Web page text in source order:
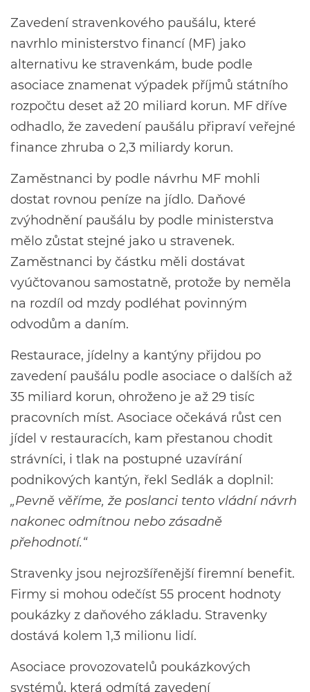
Zavedení stravenkového paušálu, které
navrhlo ministerstvo financí (MF) jako
alternativu ke stravenkám, bude podle
asociace znamenat výpadek příjmů státního
rozpočtu deset až 20 miliard korun. MF dříve
odhadlo, že zavedení paušálu připraví veřejné
finance zhruba o 2,3 miliardy korun.
Zaměstnanci by podle návrhu MF mohli
dostat rovnou peníze na jídlo. Daňové
zvýhodnění paušálu by podle ministerstva
mělo zůstat stejné jako u stravenek.
Zaměstnanci by částku měli dostávat
vyúčtovanou samostatně, protože by neměla
na rozdíl od mzdy podléhat povinným
odvodům a daním.
Restaurace, jídelny a kantýny přijdou po
zavedení paušálu podle asociace o dalších až
35 miliard korun, ohroženo je až 29 tisíc
pracovních míst. Asociace očekává růst cen
jídel v restauracích, kam přestanou chodit
strávníci, i tlak na postupné uzavírání
podnikových kantýn, řekl Sedlák a doplnil:
„Pevně věříme, že poslanci tento vládní návrh
nakonec odmítnou nebo zásadně
přehodnotí.“
Stravenky jsou nejrozšířenější firemní benefit.
Firmy si mohou odečíst 55 procent hodnoty
poukázky z daňového základu. Stravenky
dostává kolem 1,3 milionu lidí.
Asociace provozovatelů poukázkových
systémů, která odmítá zavedení